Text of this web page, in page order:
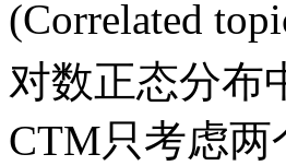
(Correlated
对数正态分布
CTM只考虑两